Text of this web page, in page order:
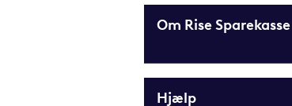
Om Rise Sparekasse
Hjælp